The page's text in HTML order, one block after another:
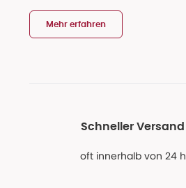
Mehr erfahren
Schneller Versand
oft innerhalb von 24 h